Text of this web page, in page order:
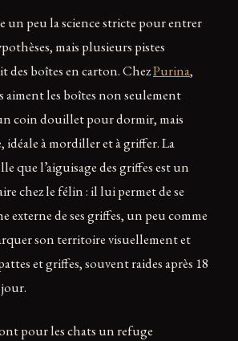
un peu la science stricte pour entrer
mais plusieurs pistes
des boîtes en carton. ChezPurina,
aiment les boîtes non seulement
coin douillet pour dormir, mais
à mordiller et à griffer. La
que l’aiguisage des griffes est un
chez le félin : il lui permet de se
externe de ses griffes, un peu comme
son territoire visuellement et
et griffes, souvent raides après 18
pour les chats un refuge